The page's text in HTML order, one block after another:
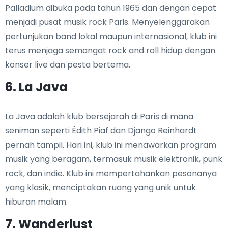
Palladium dibuka pada tahun 1965 dan dengan cepat
menjadi pusat musik rock Paris. Menyelenggarakan
pertunjukan band lokal maupun internasional, klub ini
terus menjaga semangat rock and roll hidup dengan
konser live dan pesta bertema.
6. La Java
La Java adalah klub bersejarah di Paris di mana
seniman seperti Édith Piaf dan Django Reinhardt
pernah tampil. Hari ini, klub ini menawarkan program
musik yang beragam, termasuk musik elektronik, punk
rock, dan indie. Klub ini mempertahankan pesonanya
yang klasik, menciptakan ruang yang unik untuk
hiburan malam.
7. Wanderlust